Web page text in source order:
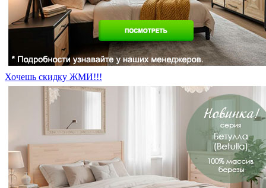
Хочешь скидку ЖМИ!!!